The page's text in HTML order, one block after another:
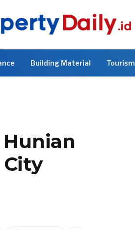
Building Material Tourism